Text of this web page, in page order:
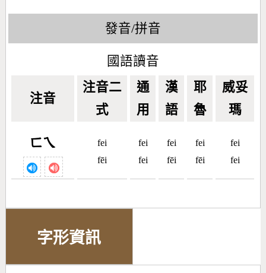
發音/拼音
國語讀音
注音
注音二
式
通
用
漢
語
耶
魯
威妥
瑪
ㄈㄟ
fei
fēi
fei
fei
fei
fēi
fei
fēi
fei
fei
字形資訊